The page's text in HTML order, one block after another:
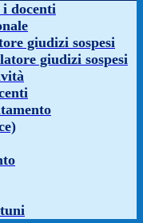
docenti
giudizi sospesi
giudizi sospesi